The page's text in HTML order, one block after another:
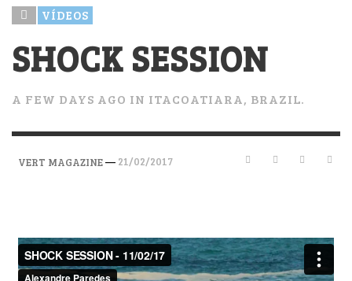
VÍDEOS
SHOCK SESSION
A FEW DAYS AGO IN ITACOATIARA, BRAZIL.
VERT MAGAZINE— 21/02/2017